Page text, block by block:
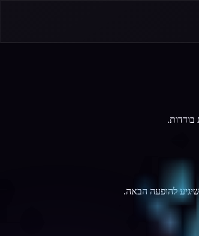
שיגיע להופעה הבאה.